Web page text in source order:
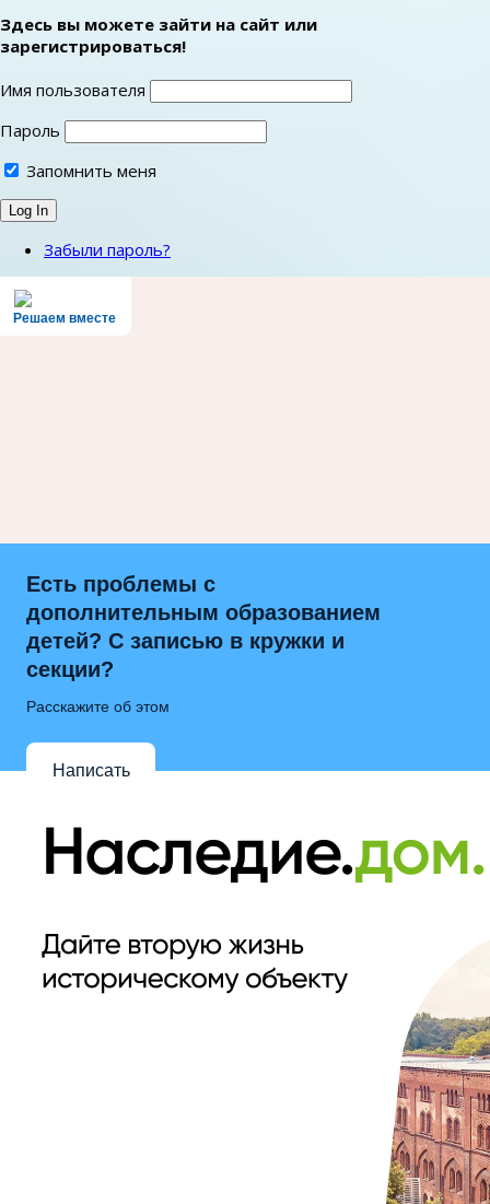
Здесь вы можете зайти на сайт или
зарегистрироваться!
Имя пользователя
Пароль
Запомнить меня
Забыли пароль?
Решаем вместе
Есть проблемы с
дополнительным образованием
детей? С записью в кружки и
секции?
Расскажите об этом
Написать